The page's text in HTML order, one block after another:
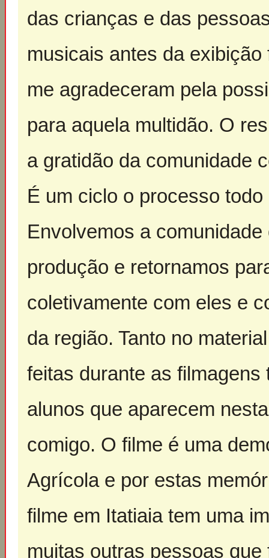
das crianças e das
musicais antes da
me agradeceram pela
para aquela multidão. O
a gratidão da comunidade
É um ciclo o processo
Envolvemos a
produção e retornamos
coletivamente com eles e
da região. Tanto no
feitas durante as
alunos que aparecem
comigo. O filme é uma
Agrícola e por estas
filme em Itatiaia tem uma
muitas outras pessoas